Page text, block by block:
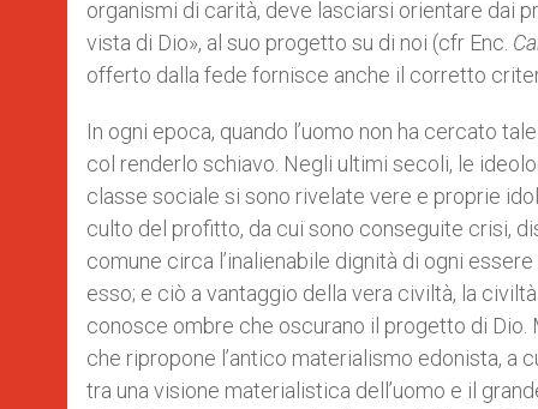
organismi di carità, deve lasciarsi orientare dai
vista di Dio», al suo progetto su di noi (cfr Enc.
offerto dalla fede fornisce anche il corretto
In ogni epoca, quando l’uomo non ha cercato
col renderlo schiavo. Negli ultimi secoli, le
classe sociale si sono rivelate vere e proprie
culto del profitto, da cui sono conseguite crisi,
comune circa l’inalienabile dignità di ogni
esso; e ciò a vantaggio della vera civiltà, la
conosce ombre che oscurano il progetto di
che ripropone l’antico materialismo edonista, a
tra una visione materialistica dell’uomo e il